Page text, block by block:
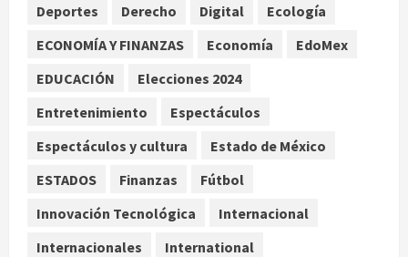
3
condicionan el éxito del embarazo:
estudio cambia el foco al
microbioma seminal
agosto 6, 2026
¿Sería posible saber si una
inteligencia artificial tiene
agosto 6, 2026
Sheinbaum confirma que el papa
Deportes
Derecho Digital
Ecología
ECONOMÍA Y FINANZAS
Economía
EdoMex
EDUCACIÓN
Elecciones 2024
Entretenimiento
Espectáculos
Espectáculos y cultura
Estado de México
ESTADOS
Finanzas
Fútbol
Innovación Tecnológica
Internacional
Internacionales
International